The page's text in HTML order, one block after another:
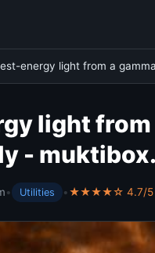
energy light from a
light
-
• Utilities •★★★★☆ 4.7/5